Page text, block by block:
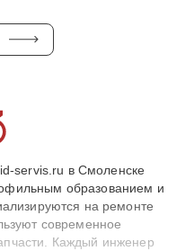
servis.ru в Смоленске
образованием и
на ремонте
современное
Каждый инженер